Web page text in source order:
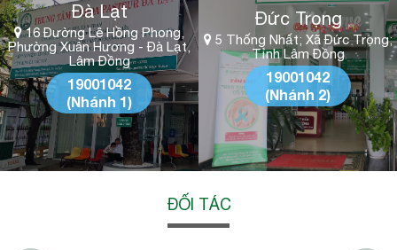
Đà Lạt
16 Đường Lê Hồng Phong,
Phường Xuân Hương - Đà Lạt,
Lâm Đồng
19001042
(Nhánh 1)
Đức Trọng
5 Thống Nhất; Xã Đức Trọng;
Tỉnh Lâm Đồng
19001042
(Nhánh 2)
ĐỐI TÁC